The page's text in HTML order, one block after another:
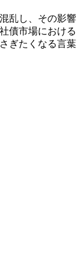
乱し、その影響
債市場における
ぎたくなる言葉